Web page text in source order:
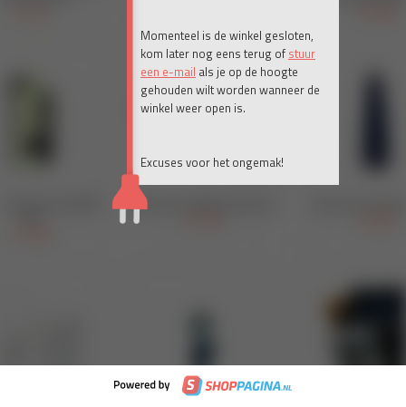
Momenteel is de winkel gesloten,
kom later nog eens terug of stuur
een e-mail als je op de hoogte
gehouden wilt worden wanneer de
winkel weer open is.
Excuses voor het ongemak!